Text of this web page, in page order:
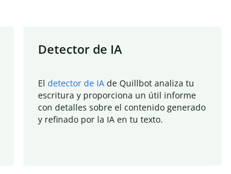
Detector de IA
El detector de IA de Quillbot analiza tu
escritura y proporciona un útil informe
con detalles sobre el contenido generado
y refinado por la IA en tu texto.